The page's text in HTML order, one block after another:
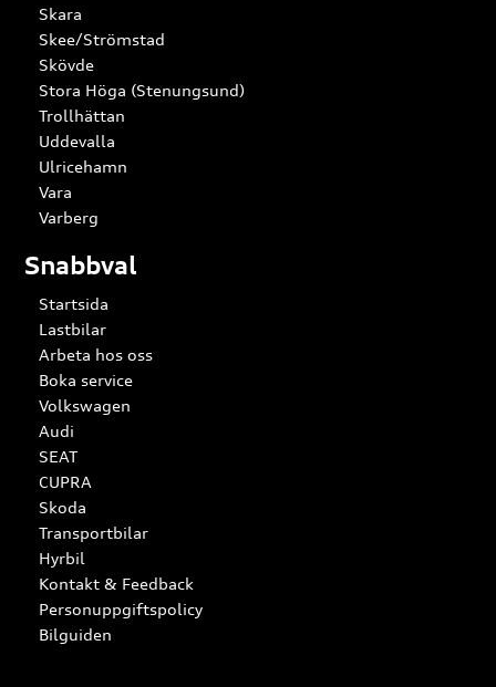
Skara
Skee/Strömstad
Skövde
Stora Höga (Stenungsund)
Trollhättan
Uddevalla
Ulricehamn
Vara
Varberg
Snabbval
Startsida
Lastbilar
Arbeta hos oss
Boka service
Volkswagen
Audi
SEAT
CUPRA
Skoda
Transportbilar
Hyrbil
Kontakt & Feedback
Personuppgiftspolicy
Bilguiden